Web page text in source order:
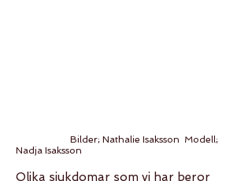
Bilder; Nathalie Isaksson Modell;
Nadja Isaksson
Olika sjukdomar som vi har beror